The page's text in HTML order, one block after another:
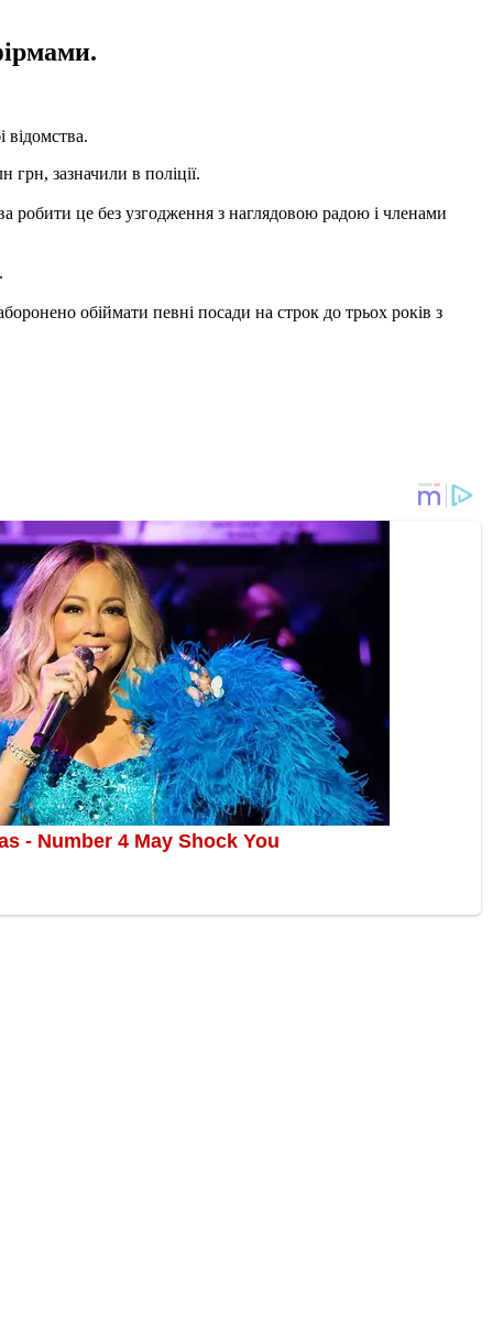
відомства.
зазначили в поліції.
робити це без узгодження з наглядовою радою і членами
обіймати певні посади на строк до трьох років з